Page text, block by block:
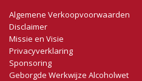
Algemene Verkoopvoorwaarden
Disclaimer
Missie en Visie
Privacyverklaring
Sponsoring
Geborgde Werkwijze Alcoholwet